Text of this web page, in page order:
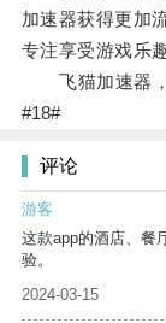
加速器获得更加
专注享受游戏乐趣
飞猫加速器，
#18#
评论
游客
这款app的酒店、餐
验。
2024-03-15